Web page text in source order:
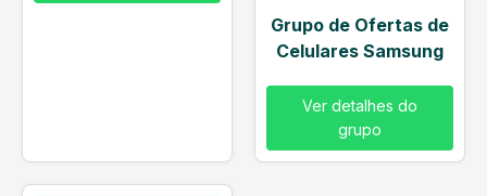
Grupo de Ofertas de
Celulares Samsung
Ver detalhes do
grupo